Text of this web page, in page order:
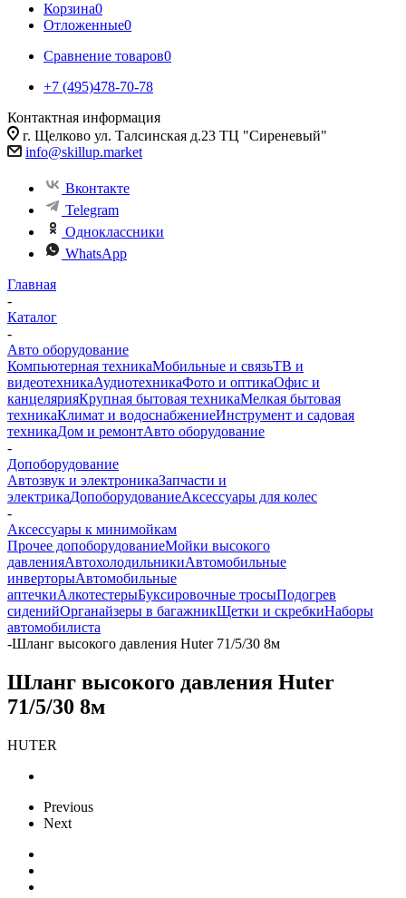
Корзина0
Отложенные0
Сравнение товаров0
+7 (495)478-70-78
Контактная информация
г. Щелково ул. Талсинская д.23 ТЦ "Сиреневый"
info@skillup.market
Вконтакте
Telegram
Одноклассники
WhatsApp
Главная
-
Каталог
-
Авто оборудование
Компьютерная техникаМобильные и связьТВ и
видеотехникаАудиотехникаФото и оптикаОфис и
канцелярияКрупная бытовая техникаМелкая бытовая
техникаКлимат и водоснабжениеИнструмент и садовая
техникаДом и ремонтАвто оборудование
-
Допоборудование
Автозвук и электроникаЗапчасти и
электрикаДопоборудованиеАксессуары для колес
-
Аксессуары к минимойкам
Прочее допоборудованиеМойки высокого
давленияАвтохолодильникиАвтомобильные
инверторыАвтомобильные
аптечкиАлкотестерыБуксировочные тросыПодогрев
сиденийОрганайзеры в багажникЩетки и скребкиНаборы
автомобилиста
-Шланг высокого давления Huter 71/5/30 8м
Шланг высокого давления Huter
71/5/30 8м
HUTER
Previous
Next